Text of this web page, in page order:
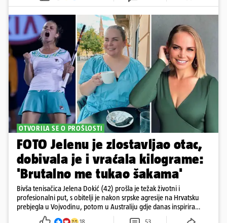
OTVORILA SE O PROŠLOSTI
FOTO Jelenu je zlostavljao otac,
dobivala je i vraćala kilograme:
'Brutalno me tukao šakama'
Bivša tenisačica Jelena Dokić (42) prošla je težak životni i
profesionalni put, s obitelji je nakon srpske agresije na Hrvatsku
prebjegla u Vojvodinu, potom u Australiju gdje danas inspirira